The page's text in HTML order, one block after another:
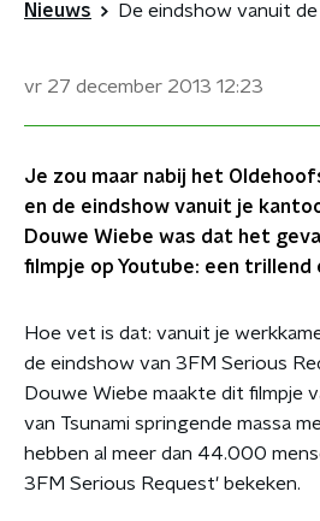
Nieuws De eindshow vanuit
vr 27 december 2013 12:23
Je zou maar nabij het
en de eindshow vanuit je
Douwe Wiebe was dat het
filmpje op Youtube: een trillend
Hoe vet is dat: vanuit je
de eindshow van 3FM Serious
Douwe Wiebe maakte dit filmpje
van Tsunami springende massa
hebben al meer dan 44.000
3FM Serious Request' bekeken.